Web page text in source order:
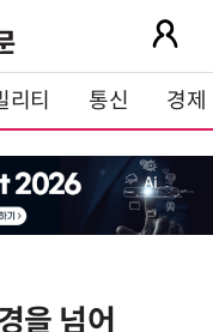
리티 통신 경제
을 넘어